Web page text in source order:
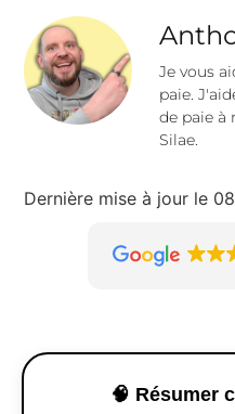
Je vous
paie.
de paie à
Silae.
Dernière mise à jour le
🧠 Résumer